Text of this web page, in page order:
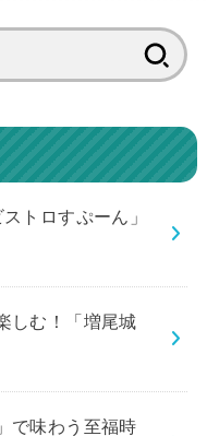
トロすぷーん」
しむ！「増尾城
で味わう至福時